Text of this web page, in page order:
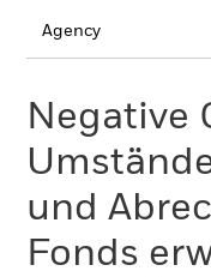
Agency
Negative
und
Fonds